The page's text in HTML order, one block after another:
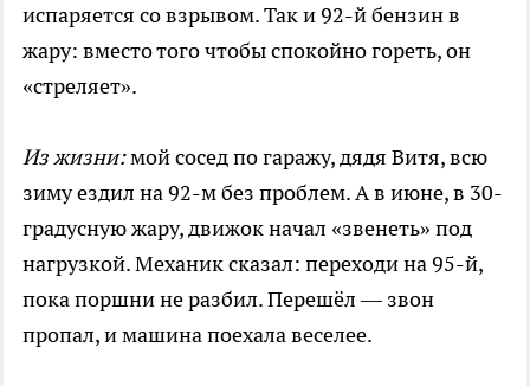
испаряется со взрывом. Так и 92-й бензин в
жару: вместо того чтобы спокойно гореть, он
«стреляет».
Из жизни:мой сосед по гаражу, дядя Витя, всю
зиму ездил на 92-м без проблем. А в июне, в 30-
градусную жару, движок начал «звенеть» под
нагрузкой. Механик сказал: переходи на 95-й,
пока поршни не разбил. Перешёл — звон
пропал, и машина поехала веселее.